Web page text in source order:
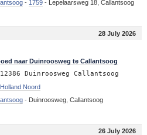
- 1759- Lepelaarsweg 18, Callantsoog
28 July 2026
naar Duinroosweg te Callantsoog
Duinroosweg Callantsoog
Noord
- Duinroosweg, Callantsoog
26 July 2026